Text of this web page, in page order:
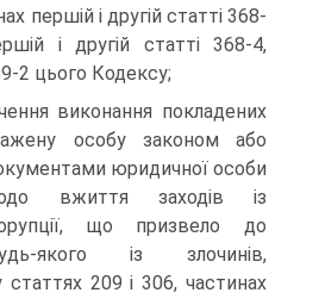
першій і другій статті 368-
і другій статті 368-4,
2 цього Кодексу;
виконання покладених
особу законом або
юридичної особи
вжиття заходів із
що призвело до
якого із злочинів,
статтях 209 і 306, частинах